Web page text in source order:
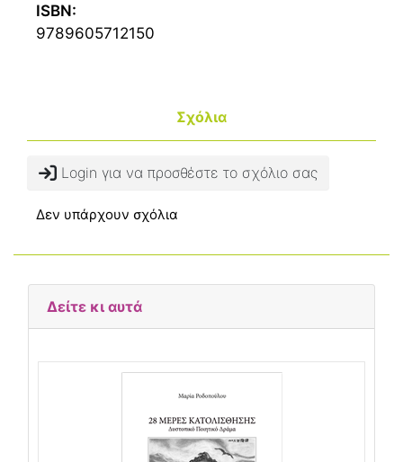
ISBN:
9789605712150
Σχόλια
Login για να προσθέστε το σχόλιο σας
Δεν υπάρχουν σχόλια
Δείτε κι αυτά